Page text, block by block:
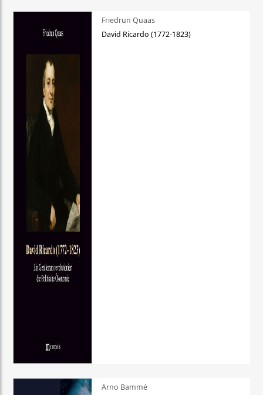
Friedrun Quaas
David Ricardo (1772-1823)
Arno Bammé